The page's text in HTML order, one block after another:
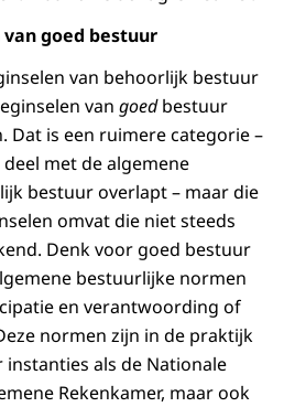
goed bestuur
van behoorlijk bestuur
van goedbestuur
Dat is een ruimere categorie –
met de algemene
bestuur overlapt – maar die
omvat die niet steeds
Denk voor goed bestuur
bestuurlijke normen
en verantwoording of
normen zijn in de praktijk
als de Nationale
Rekenkamer, maar ook